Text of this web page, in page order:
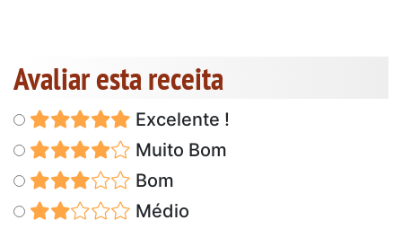
Avaliar esta receita
Excelente !
Muito Bom
Bom
Médio